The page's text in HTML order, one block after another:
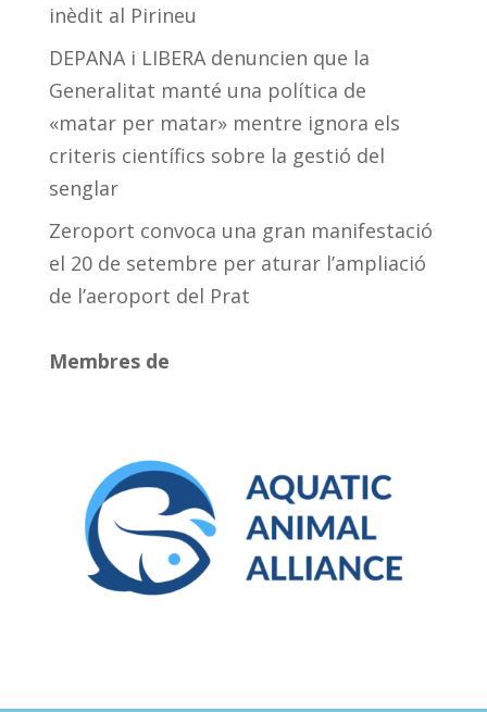
inèdit al Pirineu
DEPANA i LIBERA denuncien que la
Generalitat manté una política de
«matar per matar» mentre ignora els
criteris científics sobre la gestió del
senglar
Zeroport convoca una gran manifestació
el 20 de setembre per aturar l’ampliació
de l’aeroport del Prat
Membres de